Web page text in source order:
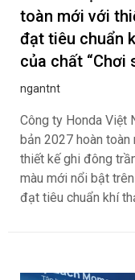
toàn mới với
đạt tiêu chuẩn
của chất “Chơi
ngantnt
Công ty Honda Việt
bản 2027 hoàn
thiết kế ghi đông
màu mới nổi bật
đạt tiêu chuẩn khí